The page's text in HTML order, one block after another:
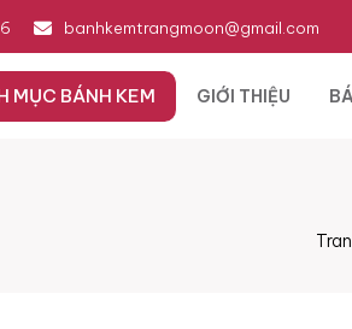
banhkemtrangmoon@gmail.com
MỤC BÁNH KEM GIỚI THIỆU